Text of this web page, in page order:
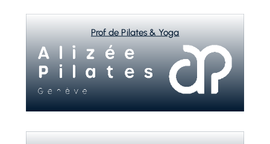
Prof de Pilates & Yoga